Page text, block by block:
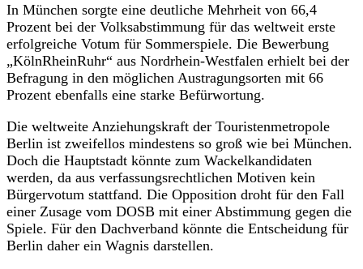
In München sorgte eine deutliche Mehrheit von 66,4
Prozent bei der Volksabstimmung für das weltweit erste
erfolgreiche Votum für Sommerspiele. Die Bewerbung
„KölnRheinRuhr“ aus Nordrhein-Westfalen erhielt bei der
Befragung in den möglichen Austragungsorten mit 66
Prozent ebenfalls eine starke Befürwortung.
Die weltweite Anziehungskraft der Touristenmetropole
Berlin ist zweifellos mindestens so groß wie bei München.
Doch die Hauptstadt könnte zum Wackelkandidaten
werden, da aus verfassungsrechtlichen Motiven kein
Bürgervotum stattfand. Die Opposition droht für den Fall
einer Zusage vom DOSB mit einer Abstimmung gegen die
Spiele. Für den Dachverband könnte die Entscheidung für
Berlin daher ein Wagnis darstellen.